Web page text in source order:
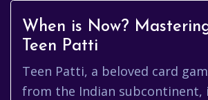
When is Now?
Teen Patti
Teen Patti, a beloved card
from the Indian subcontinent,